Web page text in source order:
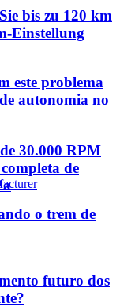
bis zu 120 km
Einstellung
este problema
autonomia no
30.000 RPM
de
o trem de
futuro dos